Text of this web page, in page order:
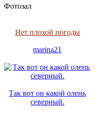
Фотозал
Нет плохой погоды
marina21
Так вот он какой олень
северный.